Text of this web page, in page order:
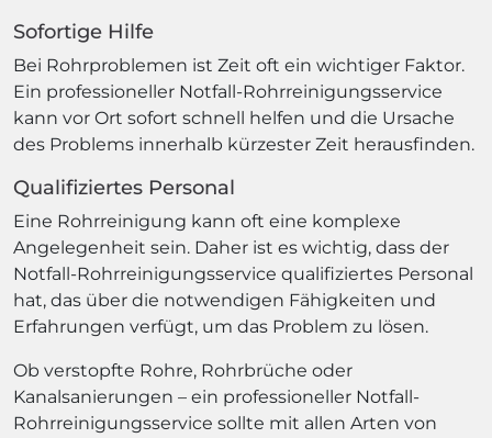
Sofortige Hilfe
Bei Rohrproblemen ist Zeit oft ein wichtiger Faktor.
Ein professioneller Notfall-Rohrreinigungsservice
kann vor Ort sofort schnell helfen und die Ursache
des Problems innerhalb kürzester Zeit herausfinden.
Qualifiziertes Personal
Eine Rohrreinigung kann oft eine komplexe
Angelegenheit sein. Daher ist es wichtig, dass der
Notfall-Rohrreinigungsservice qualifiziertes Personal
hat, das über die notwendigen Fähigkeiten und
Erfahrungen verfügt, um das Problem zu lösen.
Ob verstopfte Rohre, Rohrbrüche oder
Kanalsanierungen – ein professioneller Notfall-
Rohrreinigungsservice sollte mit allen Arten von